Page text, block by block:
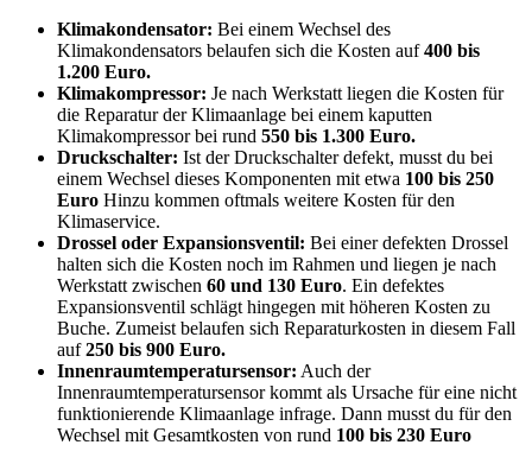
Klimakondensator: Bei einem Wechsel des
Klimakondensators belaufen sich die Kosten auf400 bis
1.200 Euro.
Klimakompressor: Je nach Werkstatt liegen die Kosten für
die Reparatur der Klimaanlage bei einem kaputten
Klimakompressor bei rund 550 bis 1.300 Euro.
Druckschalter: Ist der Druckschalter defekt, musst du bei
einem Wechsel dieses Komponenten mit etwa 100 bis 250
Euro Hinzu kommen oftmals weitere Kosten für den
Klimaservice.
Drossel oder Expansionsventil: Bei einer defekten Drossel
halten sich die Kosten noch im Rahmen und liegen je nach
Werkstatt zwischen 60 und 130 Euro. Ein defektes
Expansionsventil schlägt hingegen mit höheren Kosten zu
Buche. Zumeist belaufen sich Reparaturkosten in diesem Fall
auf250 bis 900 Euro.
Innenraumtemperatursensor: Auch der
Innenraumtemperatursensor kommt als Ursache für eine nicht
funktionierende Klimaanlage infrage. Dann musst du für den
Wechsel mit Gesamtkosten von rund 100 bis 230 Euro